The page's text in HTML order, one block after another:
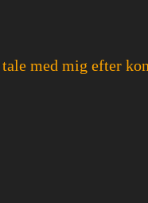
med mig efter